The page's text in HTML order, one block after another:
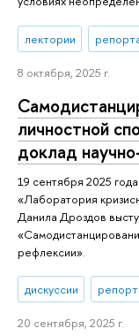
лектории
8 октября, 2025 г.
личностной
доклад
19 сентября 2025
«Лаборатория
Данила Дроздов
рефлексии».
дискуссии
20 сентября, 2025 г.